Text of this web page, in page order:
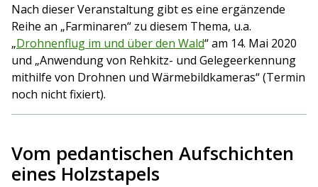
Nach dieser Veranstaltung gibt es eine ergänzende
Reihe an „Farminaren“ zu diesem Thema, u.a.
„Drohnenflug im und über den Wald“ am 14. Mai 2020
und „Anwendung von Rehkitz- und Gelegeerkennung
mithilfe von Drohnen und Wärmebildkameras“ (Termin
noch nicht fixiert).
Vom pedantischen Aufschichten
eines Holzstapels